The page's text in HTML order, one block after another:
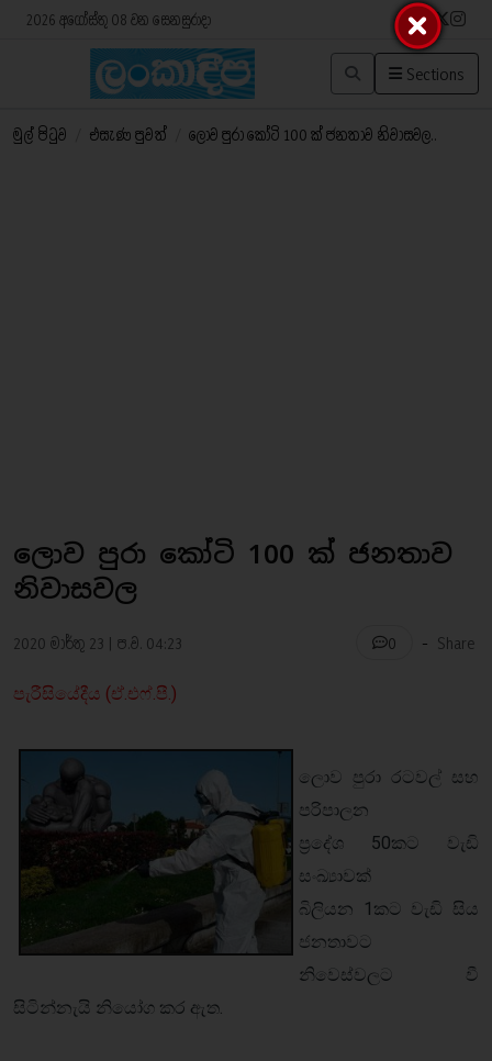
2026 අගෝස්තු 08 වන සෙනසුරාදා
Sections
මුල් පිටුව එසැණ පුවත් ලොව පුරා කෝටි 100 ක් ජනතාව නිවාසවල..
ලොව පුරා කෝටි 100 ක් ජනතාව
නිවාසවල
2020 මාර්තු 23 | ප.ව. 04:23 0 - Share
පැරීසියේදීය (ඒ.එෆ්.පී.)
ලොව පුරා රටවල් සහ
පරිපාලන
ප්‍රදේශ 50කට වැඩි
සංඛ්‍යාවක්
බිලියන 1කට වැඩි සිය
ජනතාවට
නිවෙස්වලට වී
සිටින්නැයි නියෝග කර ඇත.